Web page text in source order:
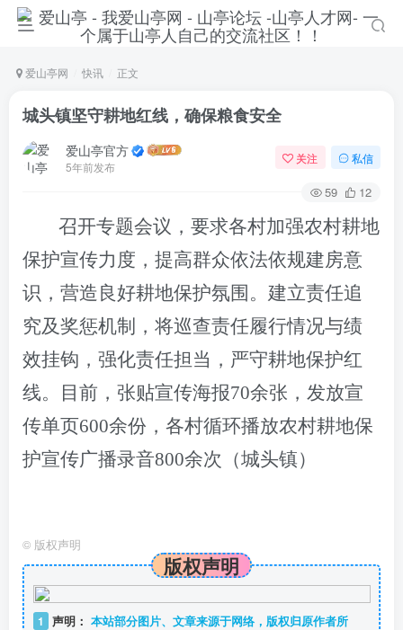
爱山亭网 快讯 正文
城头镇坚守耕地红线，确保粮食安全
爱山亭官方
5年前发布
关注 私信
59 12
召开专题会议，要求各村加强农村耕地
保护宣传力度，提高群众依法依规建房意
识，营造良好耕地保护氛围 。 建立责任追
究及奖惩机制，将巡查责任履行情况与绩
效挂钩，强化责任担当，严守耕地保护红
线。
目前， 张贴宣传海报70余张 ， 发放宣
传单页600余份， 各村循环播放农村耕地保
护宣传广播录音800余次 （城头镇）
© 版权声明
版权声明
1 声明： 本站部分图片、文章来源于网络，版权归原作者所